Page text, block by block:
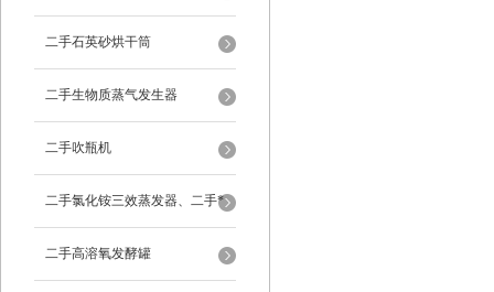
二手石英砂烘干筒
二手生物质蒸气发生器
二手吹瓶机
二手氯化铵三效蒸发器、二手*
蒸发器
二手高溶氧发酵罐